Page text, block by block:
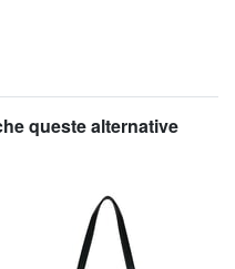
queste alternative